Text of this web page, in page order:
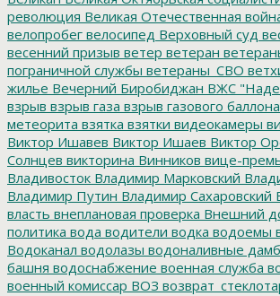
революция Великая Отечественная
велопробег велосипед Верховный суд
весенний призыв ветер ветеран
пограничной службы ветераны_СВО
жилье Вечерний Биробиджан ВЖС
взрыв взрыв газа взрыв газового баллона
метеорита взятка взятки видеокамеры
Виктор Ишавев Виктор Ишаев Виктор
Солнцев викторина Винников вице-
Владивосток Владимир Марковский
Владимир Путин Владимир Сахаровский
власть внеплановая проверка Внешний
политика вода водители водка водоемы
Водоканал водолазы водоналивные
башня водоснабжение военная служба
военный комиссар ВОЗ